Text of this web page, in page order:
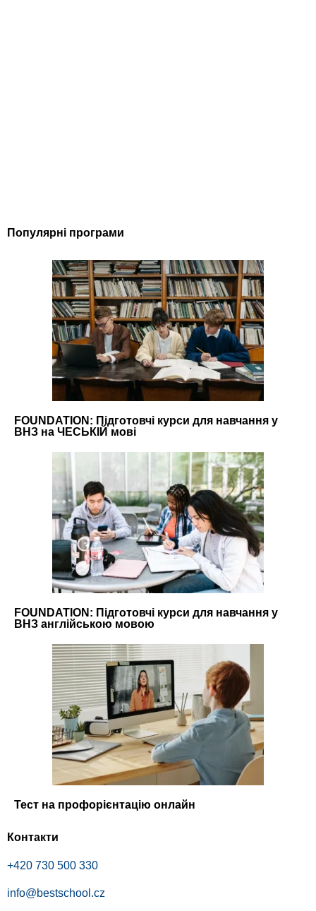
Популярні програми
FOUNDATION: Підготовчі курси для навчання у
ВНЗ на ЧЕСЬКІЙ мові
FOUNDATION: Підготовчі курси для навчання у
ВНЗ англійською мовою
Тест на профорієнтацію онлайн
Контакти
+420 730 500 330
info@bestschool.cz